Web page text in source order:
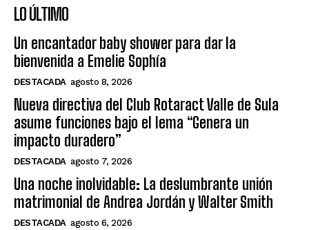
LO ÚLTIMO
Un encantador baby shower para dar la
bienvenida a Emelie Sophía
DESTACADA agosto 8, 2026
Nueva directiva del Club Rotaract Valle de Sula
asume funciones bajo el lema “Genera un
impacto duradero”
DESTACADA agosto 7, 2026
Una noche inolvidable: La deslumbrante unión
matrimonial de Andrea Jordán y Walter Smith
DESTACADA agosto 6, 2026